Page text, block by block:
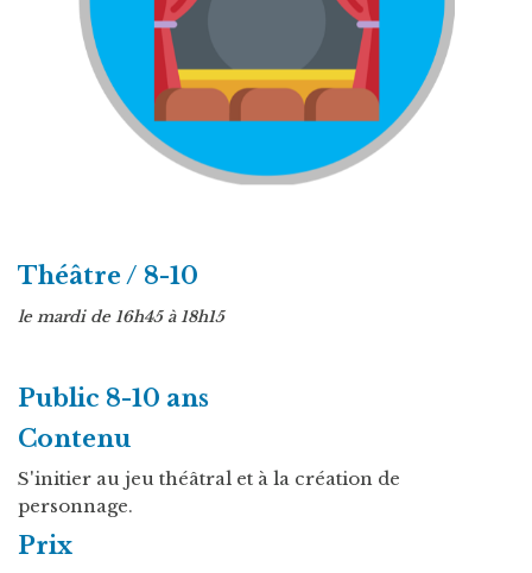
Théâtre / 8-10
le mardi de 16h45 à 18h15
Public 8-10 ans
Contenu
S'initier au jeu théâtral et à la création de
personnage.
Prix